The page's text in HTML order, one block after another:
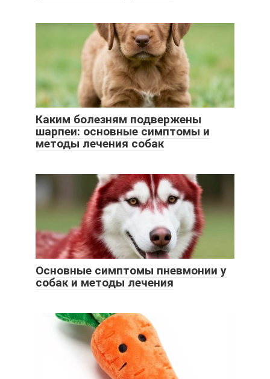
Каким болезням подвержены
шарпеи: основные симптомы и
методы лечения собак
Основные симптомы пневмонии у
собак и методы лечения